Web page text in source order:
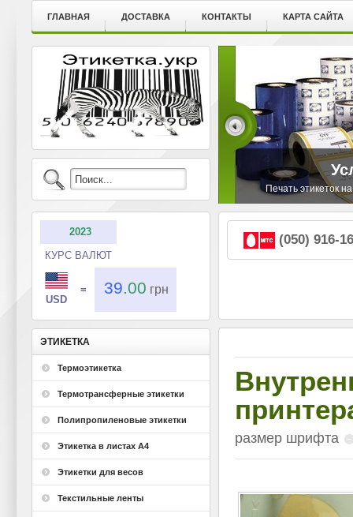
ГЛАВНАЯ ДОСТАВКА КОНТАКТЫ КАРТА САЙТА
Печать этикеток
2023
КУРС ВАЛЮТ
USD
= 39.00 грн
ЭТИКЕТКА
Термоэтикетка
Термотрансферные этикетки
Полипропиленовые этикетки
Этикетка в листах А4
Этикетки для весов
Текстильные ленты
(050) 916-
размер шрифта